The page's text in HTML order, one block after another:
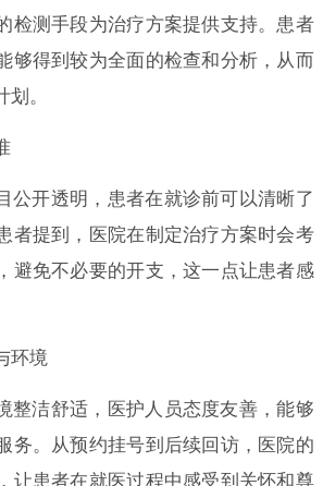
检测手段为治疗方案提供支持。患者
够得到较为全面的检查和分析，从而
。
公开透明，患者在就诊前可以清晰了
者提到，医院在制定治疗方案时会考
避免不必要的开支，这一点让患者感
环境
整洁舒适，医护人员态度友善，能够
务。从预约挂号到后续回访，医院的
让患者在就医过程中感受到关怀和尊